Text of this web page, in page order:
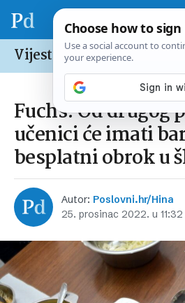
Vijesti /Hrvatska
Fuchs: Od drugog
učenici će imati
besplatni obrok u
Autor: Poslovni.hr/Hina
25. prosinac 2022. u 11:32